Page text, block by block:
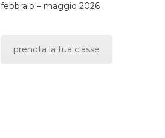
febbraio – maggio 2026
prenota la tua classe